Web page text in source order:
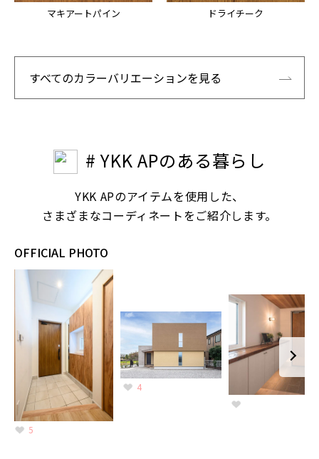
マキアートパイン ドライチーク
すべてのカラーバリエーションを見る
# YKK APのある暮らし
YKK APのアイテムを使用した、
さまざまなコーディネートをご紹介します。
OFFICIAL PHOTO
5
4